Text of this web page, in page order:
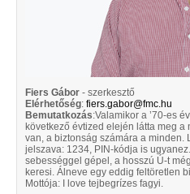
Fiers Gábor - szerkesztő
Elérhetőség: fiers.gabor@fmc.hu
Bemutatkozás:Valamikor a ’70-es
következő évtized elején látta meg
van, a biztonság számára a
jelszava: 1234, PIN-kódja is
sebességgel gépel, a hosszú Ú-t
keresi. Álneve egy eddig feltöretlen
Mottója: I love tejbegrízes fagyi.